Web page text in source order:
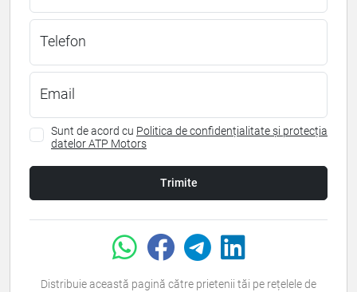
Telefon
Email
Sunt de acord cu Politica de confidențialitate și protecția
datelor ATP Motors
Trimite
Distribuie această pagină către prietenii tăi pe rețelele de